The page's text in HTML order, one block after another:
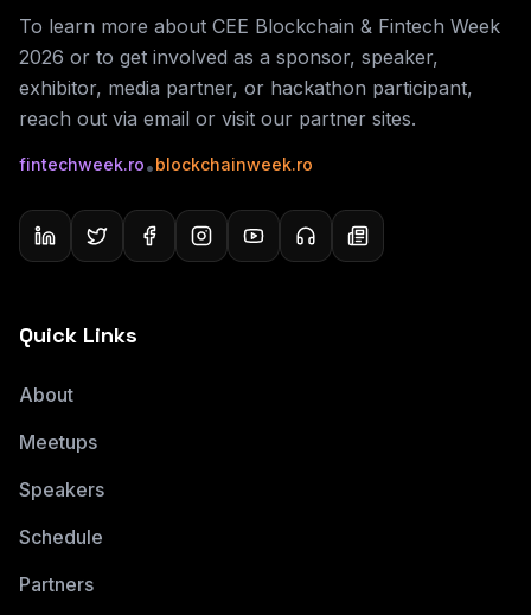
To learn more about CEE Blockchain & Fintech Week
2026 or to get involved as a sponsor, speaker,
exhibitor, media partner, or hackathon participant,
reach out via email or visit our partner sites.
fintechweek.ro•blockchainweek.ro
Quick Links
About
Meetups
Speakers
Schedule
Partners